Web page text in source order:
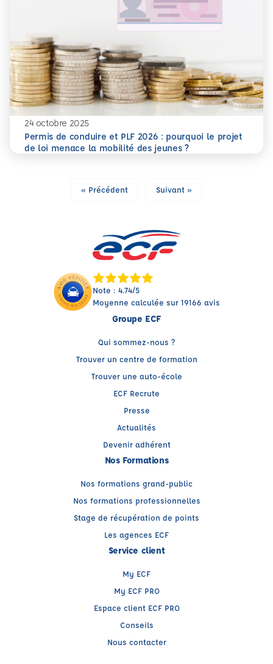
24 octobre 2025
Permis de conduire et PLF 2026 : pourquoi le projet
de loi menace la mobilité des jeunes ?
En savoir plus
Permis de conduire et PLF 2026 : pourquoi le projet de
« Précédent Suivant »
Note : 4.74/5
Moyenne calculée sur 19166 avis
Groupe ECF
Qui sommez-nous ?
Trouver un centre de formation
Trouver une auto-école
ECF Recrute
Presse
Actualités
Devenir adhérent
Nos Formations
Nos formations grand-public
Nos formations professionnelles
Stage de récupération de points
Les agences ECF
Service client
My ECF
My ECF PRO
Espace client ECF PRO
Conseils
Nous contacter